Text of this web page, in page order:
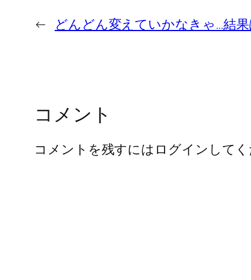
← どんどん変えていかなきゃ…結果
コメント
コメントを残すにはログインしてく